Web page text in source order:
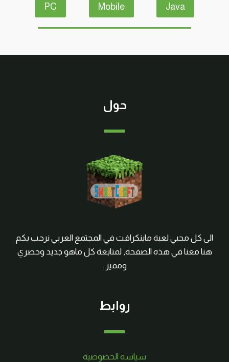
Java
Mobile
PC
حول
الى كل محبي لعبة ماينكرافت في المجتمع العربي نرحب بكم
هنا معنا في هذه الصفحة, لمتابعة كل ماهو جديد وحصري
ومميز .
روابط
سياسة الخصوصية